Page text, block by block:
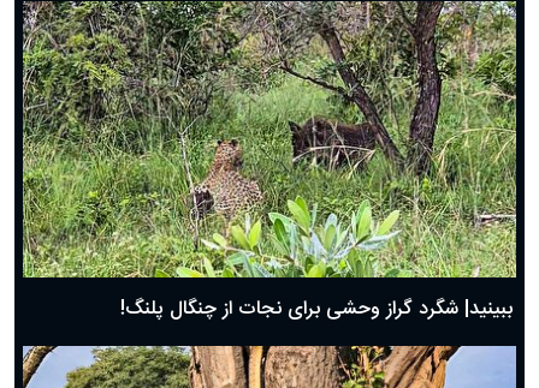
ببینید| شگرد گراز وحشی برای نجات از چنگال پلنگ!